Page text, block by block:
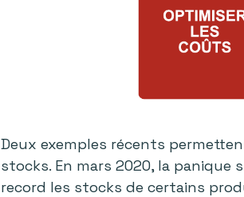
Deux exemples récents
stocks. En mars 2020, la
record les stocks de certains